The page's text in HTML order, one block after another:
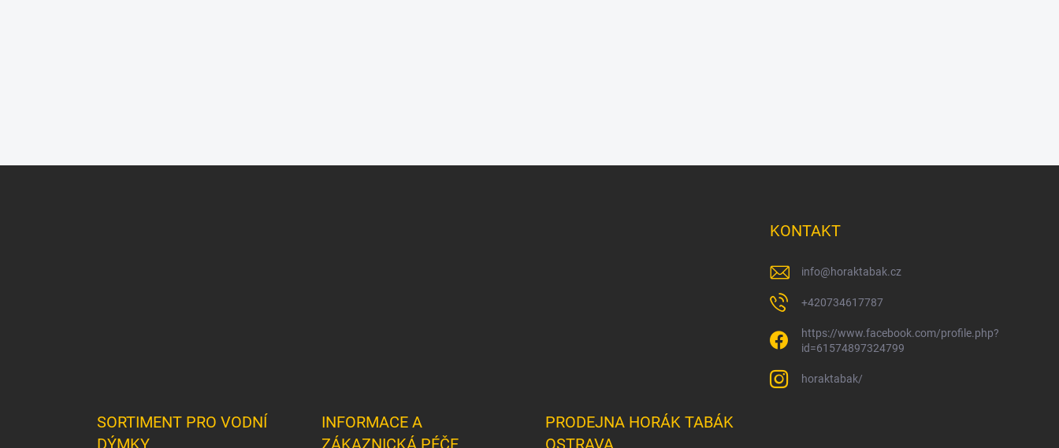
KONTAKT
info@horaktabak.cz
+420734617787
https://www.facebook.com/profile.php?
id=61574897324799
horaktabak/
SORTIMENT PRO VODNÍ
DÝMKY
INFORMACE A
ZÁKAZNICKÁ PÉČE
PRODEJNA HORÁK TABÁK
OSTRAVA